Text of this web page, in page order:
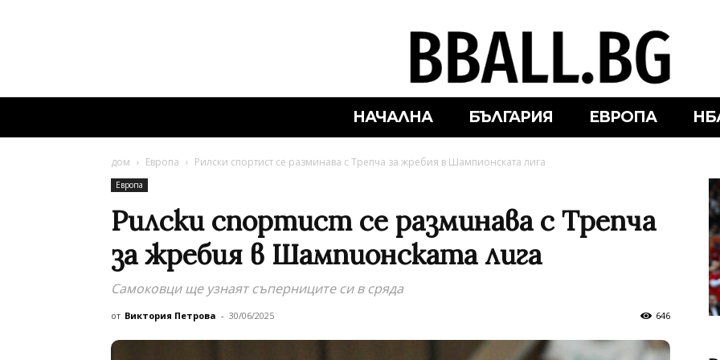
НАЧАЛНА БЪЛГАРИЯ ЕВРОПА
дом Европа Рилски спортист се разминава с Трепча за жребия в Шампионската лига
Европа
Рилски спортист се разминава с Трепча
за жребия в Шампионската лига
Самоковци ще узнаят съперниците си в сряда
от Виктория Петрова - 30/06/2025 646